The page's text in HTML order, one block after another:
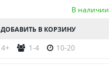
В наличии
ДОБАВИТЬ В КОРЗИНУ
4+ 1-4 10-20